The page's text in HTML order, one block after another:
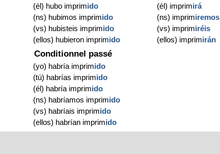
(él) hubo imprimido
(ns) hubimos imprimido
(vs) hubisteis imprimido
(ellos) hubieron imprimido
(él) imprimirá
(ns) imprimiremos
(vs) imprimiréis
(ellos) imprimirán
Conditionnel passé
(yo) habría imprimido
(tú) habrías imprimido
(él) habría imprimido
(ns) habríamos imprimido
(vs) habríais imprimido
(ellos) habrían imprimido